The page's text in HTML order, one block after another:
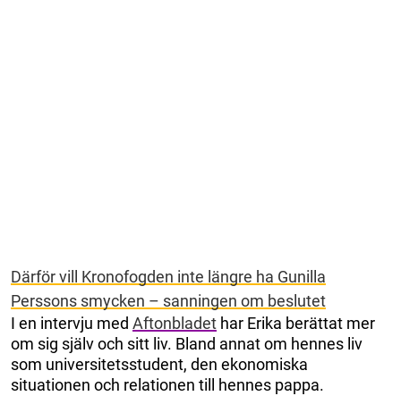
Därför vill Kronofogden inte längre ha Gunilla
Perssons smycken – sanningen om beslutet
I en intervju med Aftonbladet har Erika berättat mer
om sig själv och sitt liv. Bland annat om hennes liv
som universitetsstudent, den ekonomiska
situationen och relationen till hennes pappa.